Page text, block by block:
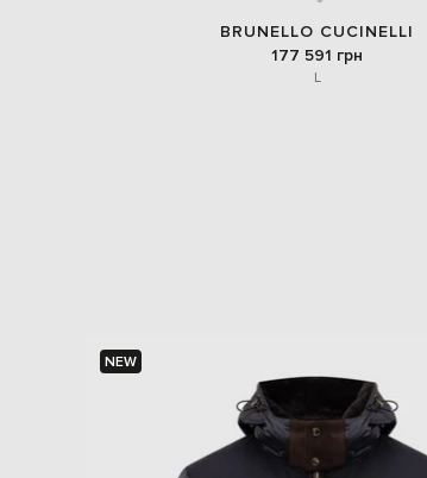
BRUNELLO CUCINELLI
177 591 грн
L
NEW